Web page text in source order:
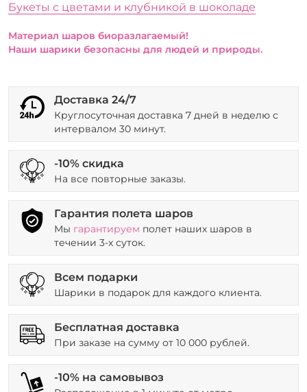
Букеты с цветами и клубникой в шоколаде
Материал шаров биоразлагаемый!
Наши шарики безопасны для людей и природы.
Доставка 24/7
Круглосуточная доставка 7 дней в неделю с
интервалом 30 минут.
-10% скидка
На все повторные заказы.
Гарантия полета шаров
Мы гарантируем полет наших шаров в
течении 3-х суток.
Всем подарки
Шарики в подарок для каждого клиента.
Бесплатная доставка
При заказе на сумму от 10 000 рублей.
-10% на самовывоз